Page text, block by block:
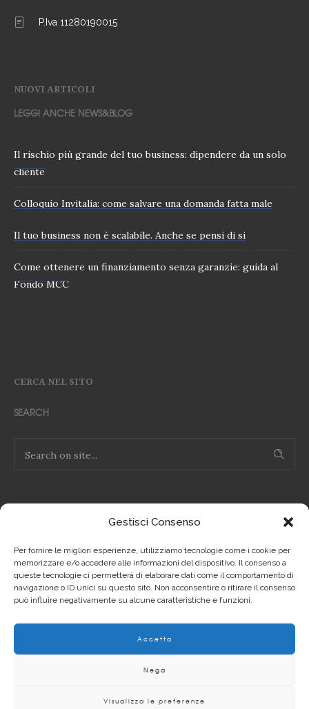
Gestisci Consenso
Per fornire le migliori esperienze, utilizziamo tecnologie come i cookie per
memorizzare e/o accedere alle informazioni del dispositivo. Il consenso a
queste tecnologie ci permetterà di elaborare dati come il comportamento di
navigazione o ID unici su questo sito. Non acconsentire o ritirare il consenso
può influire negativamente su alcune caratteristiche e funzioni.
Accetta
Nega
Visualizza le preferenze
P.Iva 11280190015
NUOVI ARTICOLI
LEGGI ANCHE NEWS&BLOG
Il rischio più grande del tuo business: dipendere da un solo
cliente
Colloquio Invitalia: come salvare una domanda fatta male
Il tuo business non è scalabile. Anche se pensi di si
Come ottenere un finanziamento senza garanzie: guida al
Fondo MCC
CERCA NEL SITO
SEARCH
Privacy Policy IT
Privacy Policy EN
Cookie Policy EN